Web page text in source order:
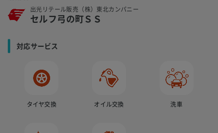
出光リテール販売（株）東北カンパニー
セルフ弓の町ＳＳ
対応サービス
タイヤ交換 オイル交換 洗車